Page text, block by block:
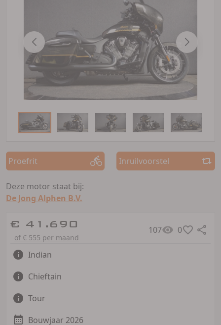
Proefrit Inruilvoorstel
Deze motor staat bij:
De Jong Alphen B.V.
€ 41.690
of € 555 per maand
107 0
Indian
Chieftain
Tour
Bouwjaar 2026